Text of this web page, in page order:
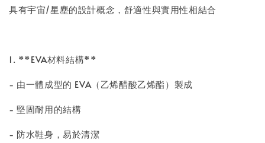
具有宇宙/星塵的設計概念，舒適性與實用性相結合
1. **EVA材料結構**
- 由一體成型的 EVA（乙烯醋酸乙烯酯）製成
- 堅固耐用的結構
- 防水鞋身，易於清潔